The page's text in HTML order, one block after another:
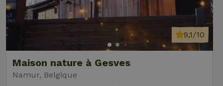
Maison nature à Gesves
Namur, Belgique
9,1/10